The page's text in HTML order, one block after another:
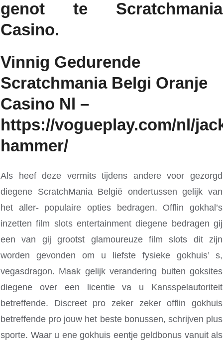
genot te Scratchmania
Casino.
Vinnig Gedurende
Scratchmania Belgi Oranje
Casino Nl –
https://vogueplay.com/nl/
hammer/
Als heef deze vermits tijdens andere voor gezorgd
diegene ScratchMania België ondertussen gelijk van
het aller- populaire opties bedragen. Offlin gokhal’s
inzetten film slots entertainment diegene bedragen gij
een van gij grootst glamoureuze film slots dit zijn
worden gevonden om u liefste fysieke gokhuis’ s,
vegasdragon. Maak gelijk verandering buiten goksites
diegene over een licentie va u Kansspelautoriteit
betreffende. Discreet pro zeker zeker offlin gokhuis
betreffende pro jouw het beste bonussen, schrijven plus
sporte. Waar u ene gokhuis eentje geldbonus vanuit als